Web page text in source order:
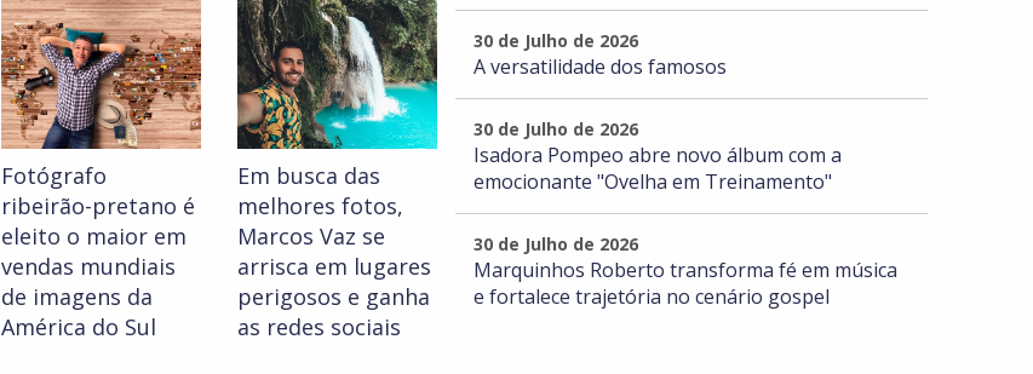
Fotógrafo
ribeirão-pretano é
eleito o maior em
vendas mundiais
de imagens da
América do Sul
Em busca das
melhores fotos,
Marcos Vaz se
arrisca em lugares
perigosos e ganha
as redes sociais
30 de Julho de 2026
A versatilidade dos famosos
30 de Julho de 2026
Isadora Pompeo abre novo álbum com a
emocionante "Ovelha em Treinamento"
30 de Julho de 2026
Marquinhos Roberto transforma fé em música
e fortalece trajetória no cenário gospel